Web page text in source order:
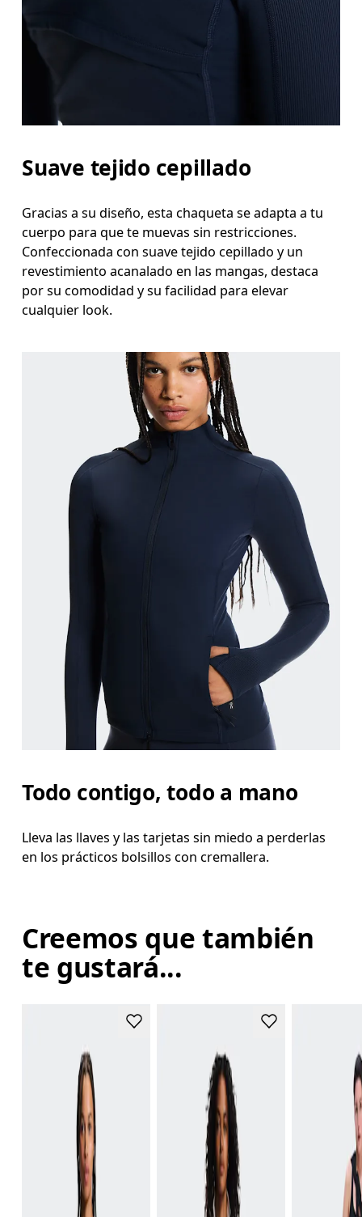
Suave tejido cepillado
Gracias a su diseño, esta chaqueta se adapta a tu
cuerpo para que te muevas sin restricciones.
Confeccionada con suave tejido cepillado y un
revestimiento acanalado en las mangas, destaca
por su comodidad y su facilidad para elevar
cualquier look.
Todo contigo, todo a mano
Lleva las llaves y las tarjetas sin miedo a perderlas
en los prácticos bolsillos con cremallera.
Creemos que también
te gustará...